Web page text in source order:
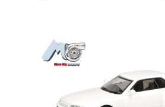
Bildergalerie überspringen